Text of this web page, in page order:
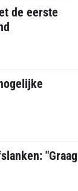
de eerste
"Graag